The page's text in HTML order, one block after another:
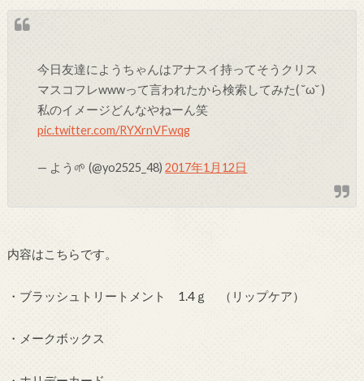
今日友達にようちゃんはアナスイ持ってそうクリス
マスコフレwwwって言われたから検索してみた( ˘ω˘ )
私のイメージどんなやねーん笑
pic.twitter.com/RYXrnVFwqg
— よう🌱 (@yo2525_48)2017年1月12日
内容はこちらです。
・ブラッシュトリートメント 1.4ｇ （リップケア）
・メークボックス